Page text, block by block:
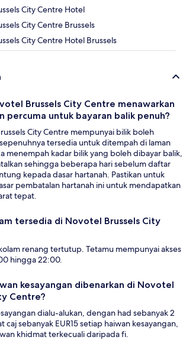
City Centre Hotel
City Centre Brussels
City Centre Hotel Brussels
Brussels City Centre menawarkan
percuma untuk bayaran balik penuh?
City Centre mempunyai bilik boleh
tersedia untuk ditempah di laman
menempah kadar bilik yang boleh dibayar balik,
sehingga beberapa hari sebelum daftar
kepada dasar hartanah. Pastikan untuk
pembatalan hartanah ini untuk mendapatkan
tepat.
tersedia di Novotel Brussels City
renang tertutup. Tetamu mempunyai akses
hingga 22:00.
kesayangan dibenarkan di Novotel
Centre?
dialu-alukan, dengan had sebanyak 2
caj sebanyak EUR15 setiap haiwan kesayangan,
khidmat terkecuali daripada fi.